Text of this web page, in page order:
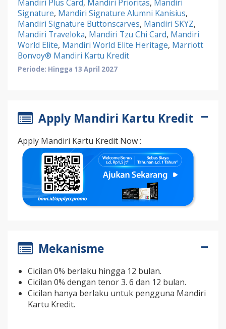
Mandiri Plus Card, Mandiri Prioritas, Mandiri
Signature, Mandiri Signature Alumni Kanisius,
Mandiri Signature Buttonscarves, Mandiri SKYZ,
Mandiri Traveloka, Mandiri Tzu Chi Card, Mandiri
World Elite, Mandiri World Elite Heritage, Marriott
Bonvoy® Mandiri Kartu Kredit
Periode: Hingga 13 April 2027
Apply Mandiri Kartu Kredit
Apply Mandiri Kartu Kredit Now :
Mekanisme
Cicilan 0% berlaku hingga 12 bulan.
Cicilan 0% dengan tenor 3. 6 dan 12 bulan.
Cicilan hanya berlaku untuk pengguna Mandiri
Kartu Kredit.